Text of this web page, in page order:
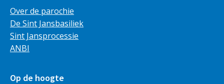
Over de parochie
De Sint Jansbasiliek
Sint Jansprocessie
ANBI
Op de hoogte